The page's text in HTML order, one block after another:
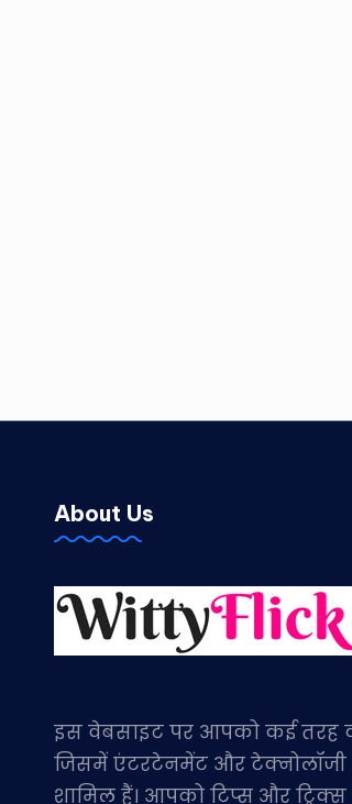
About Us
इस वेबसाइट पर आपको कई तरह
जिसमें एंटरटेनमेंट और
शामिल हैं। आपको टिप्स और ट्रिक्स